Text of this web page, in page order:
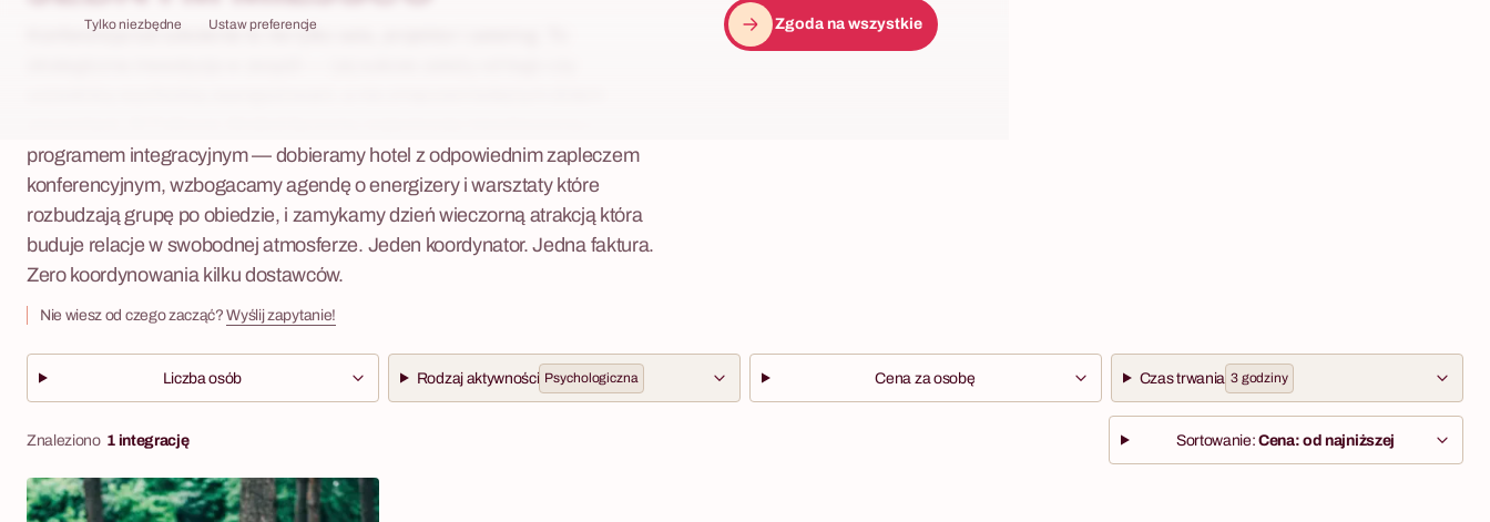
Tylko niezbędne Ustaw preferencje Zgoda na wszystkie
Konferencja lub szkolenie to nie tylko sala, projektor i catering. To
programem integracyjnym — dobieramy hotel z odpowiednim zapleczem
konferencyjnym, wzbogacamy agendę o energizery i warsztaty które
rozbudzają grupę po obiedzie, i zamykamy dzień wieczorną atrakcją która
buduje relacje w swobodnej atmosferze. Jeden koordynator. Jedna faktura.
Zero koordynowania kilku dostawców.
Nie wiesz od czego zacząć?Wyślij zapytanie!
Liczba osób Rodzaj aktywności Psychologiczna Cena za osobę Czas trwania 3 godziny
Sortowanie:Cena: od najniższej
Znaleziono 1 integrację